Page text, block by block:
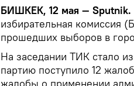
БИШКЕК, 12 мая — Sputnik.
избирательная комиссия
прошедших выборов в
На заседании ТИК стало
партию поступило 12